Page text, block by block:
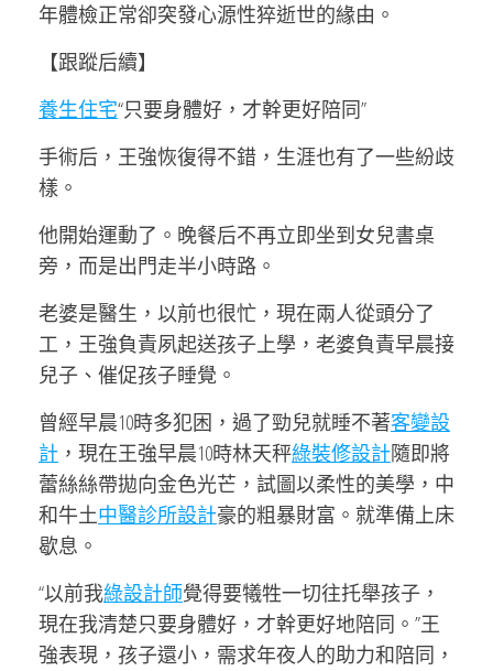
年體檢正常卻突發心源性猝逝世的緣由。
【跟蹤后續】
養生住宅“只要身體好，才幹更好陪同”
手術后，王強恢復得不錯，生涯也有了一些紛歧
樣。
他開始運動了。晚餐后不再立即坐到女兒書桌
旁，而是出門走半小時路。
老婆是醫生，以前也很忙，現在兩人從頭分了
工，王強負責夙起送孩子上學，老婆負責早晨接
兒子、催促孩子睡覺。
曾經早晨10時多犯困，過了勁兒就睡不著客變設
計 ，現在王強早晨10時林天秤綠裝修設計隨即將
蕾絲絲帶拋向金色光芒，試圖以柔性的美學，中
和牛土中醫診所設計豪的粗暴財富。就準備上床
歇息。
“以前我綠設計師覺得要犧牲一切往托舉孩子，
現在我清楚只要身體好，才幹更好地陪同。”王
強表現，孩子還小，需求年夜人的助力和陪同，